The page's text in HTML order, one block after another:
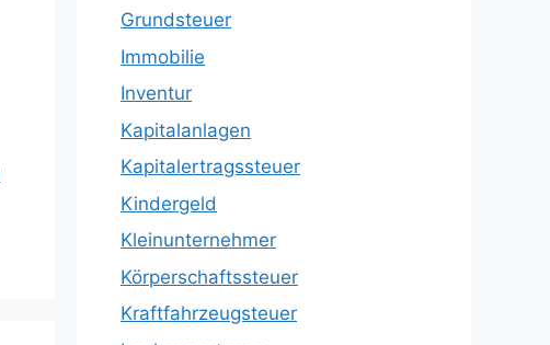
Grundsteuer
Immobilie
Inventur
Kapitalanlagen
Kapitalertragssteuer
Kindergeld
Kleinunternehmer
Körperschaftssteuer
Kraftfahrzeugsteuer